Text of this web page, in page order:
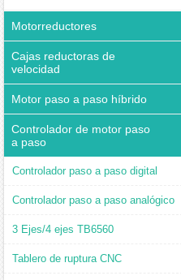
Motorreductores
Cajas reductoras de
velocidad
Motor paso a paso híbrido
Controlador de motor paso
a paso
Controlador paso a paso digital
Controlador paso a paso analógico
3 Ejes/4 ejes TB6560
Tablero de ruptura CNC